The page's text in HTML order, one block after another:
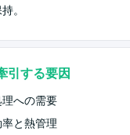
。
引する要因
への需要
と熱管理